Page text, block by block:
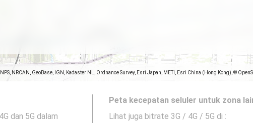
NRCAN, GeoBase, IGN, Kadaster NL, Ordnance Survey, Esri Japan, METI, Esri China (Hong Kong), ©
dan 5G dalam
Peta kecepatan seluler untuk zona
Lihat juga bitrate 3G / 4G / 5G di :